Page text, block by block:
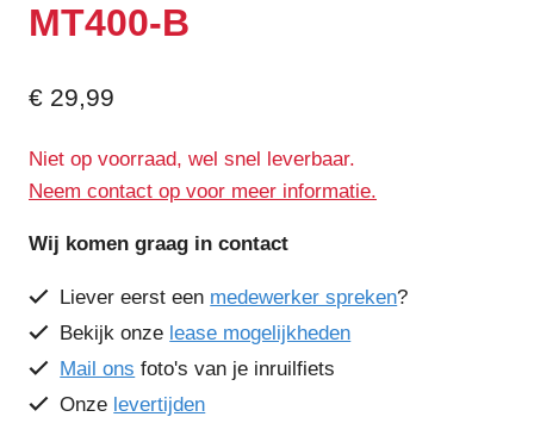
MT400-B
€ 29,99
Niet op voorraad, wel snel leverbaar.
Neem contact op voor meer informatie.
Wij komen graag in contact
Liever eerst een medewerker spreken?
Bekijk onze lease mogelijkheden
Mail ons foto's van je inruilfiets
Onze levertijden